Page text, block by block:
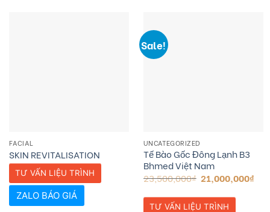
FACIAL
SKIN REVITALISATION
TƯ VẤN LIỆU TRÌNH
ZALO BÁO GIÁ
Sale!
UNCATEGORIZED
Tế Bào Gốc Đông Lạnh B3
Bhmed Việt Nam
23,500,000₫ 21,000,000₫
TƯ VẤN LIỆU TRÌNH